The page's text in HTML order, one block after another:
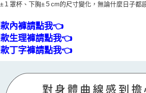
１罩杯、下胸±５cm的尺寸變化，無論什麼日子都
內褲請點我👈
生理褲請點我👈
丁字褲請點我👈